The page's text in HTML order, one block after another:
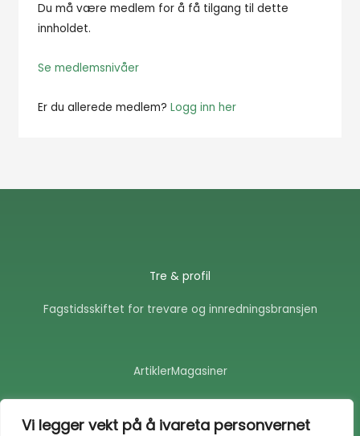
Vi legger vekt på å ivareta personvernet
Du må være medlem for å få tilgang til dette
innholdet.
Se medlemsnivåer
Er du allerede medlem?Logg inn her
Tre & profil
Fagstidsskiftet for trevare og innredningsbransjen
ArtiklerMagasiner
a n